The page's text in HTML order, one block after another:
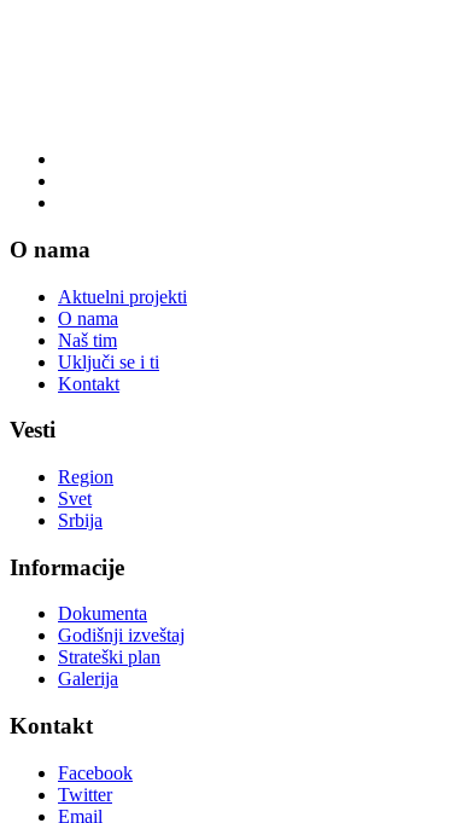
O nama
Aktuelni projekti
O nama
Naš tim
Uključi se i ti
Kontakt
Vesti
Region
Svet
Srbija
Informacije
Dokumenta
Godišnji izveštaj
Strateški plan
Galerija
Kontakt
Facebook
Twitter
Email